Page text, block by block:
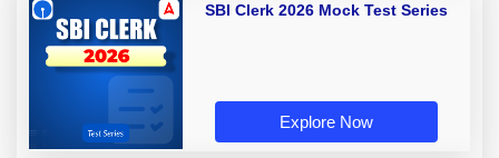
SBI Clerk 2026 Mock Test Series
Explore Now